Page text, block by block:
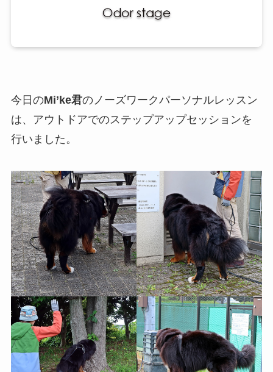
今日のMi’ke君のノーズワークパーソナルレッスン
は、アウトドアでのステップアップセッションを
行いました。